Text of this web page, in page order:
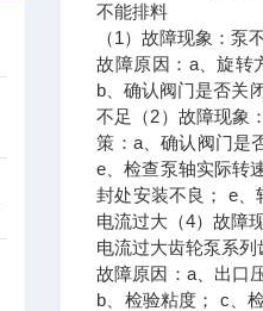
不能排料
（1）故障现象：泵
故障原因：a、旋转
b、确认阀门是否关
不足（2）故障现象
策：a、确认阀门是
e、检查泵轴实际转
封处安装不良； e、
电流过大（4）故障
电流过大齿轮泵系列
故障原因：a、出口
b、检验粘度； c、